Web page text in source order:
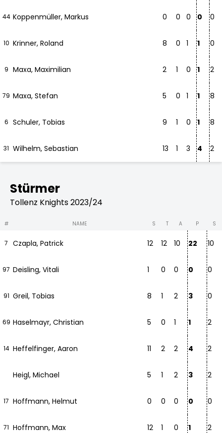
44 Koppenmüller, Markus 0 0 0 0 0
10 Krinner, Roland 8 0 1 1 0
9 Maxa, Maximilian 2 1 0 1 2
79 Maxa, Stefan 5 0 1 1 8
6 Schuler, Tobias 9 1 0 1 8
31 Wilhelm, Sebastian 13 1 3 4 2
Stürmer
Tollenz Knights 2023/24
# NAME S T A P S
7 Czapla, Patrick 12 12 10 22 10
97 Deisling, Vitali 1 0 0 0 0
91 Greil, Tobias 8 1 2 3 0
69 Haselmayr, Christian 5 0 1 1 2
14 Heffelfinger, Aaron 11 2 2 4 2
Heigl, Michael 5 1 2 3 2
17 Hoffmann, Helmut 0 0 0 0 0
71 Hoffmann, Max 12 1 0 1 2